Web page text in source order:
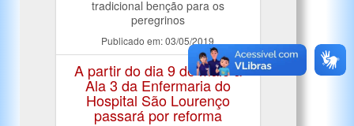
tradicional benção para os
peregrinos
Publicado em: 03/05/2019
A partir do dia 9 de maio a
Ala 3 da Enfermaria do
Hospital São Lourenço
passará por reforma